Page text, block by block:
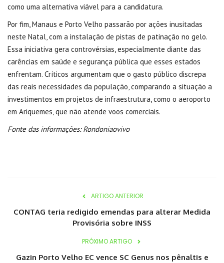
como uma alternativa viável para a candidatura.
Por fim, Manaus e Porto Velho passarão por ações inusitadas
neste Natal, com a instalação de pistas de patinação no gelo.
Essa iniciativa gera controvérsias, especialmente diante das
carências em saúde e segurança pública que esses estados
enfrentam. Críticos argumentam que o gasto público discrepa
das reais necessidades da população, comparando a situação a
investimentos em projetos de infraestrutura, como o aeroporto
em Ariquemes, que não atende voos comerciais.
Fonte das informações: Rondoniaovivo
ARTIGO ANTERIOR
CONTAG teria redigido emendas para alterar Medida
Provisória sobre INSS
PRÓXIMO ARTIGO
Gazin Porto Velho EC vence SC Genus nos pênaltis e